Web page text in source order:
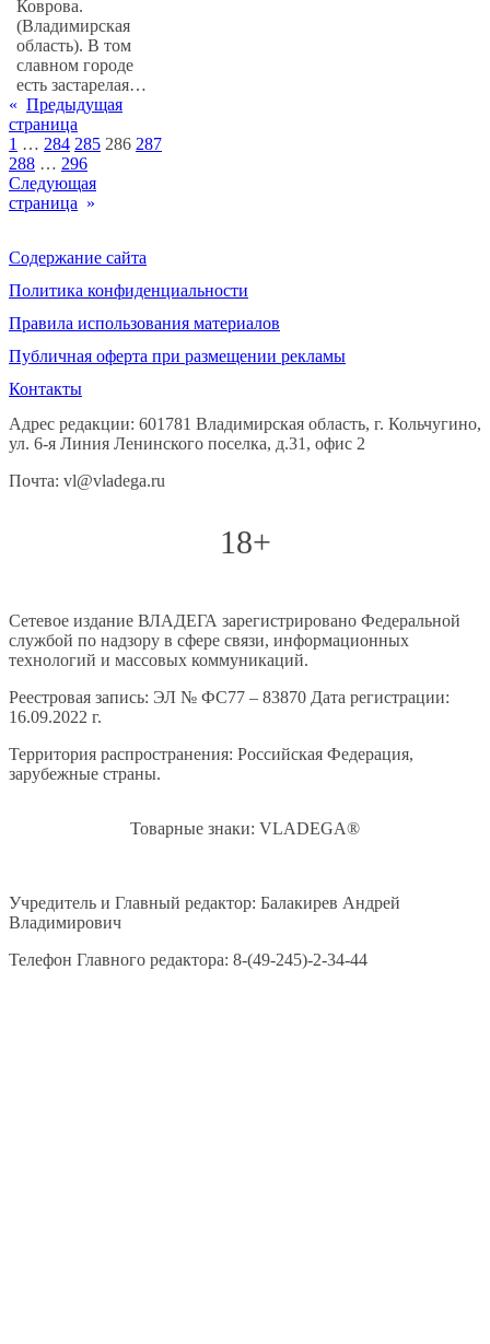
Коврова.
(Владимирская
область). В том
славном городе
есть застарелая…
« Предыдущая
страница
1 … 284 285 286 287
288 … 296
Следующая
страница »
Содержание сайта
Политика конфиденциальности
Правила использования материалов
Публичная оферта при размещении рекламы
Контакты
Адрес редакции: 601781 Владимирская область, г. Кольчугино,
ул. 6-я Линия Ленинского поселка, д.31, офис 2
Почта: vl@vladega.ru
18+
Сетевое издание ВЛАДЕГА зарегистрировано Федеральной
службой по надзору в сфере связи, информационных
технологий и массовых коммуникаций.
Реестровая запись: ЭЛ № ФС77 – 83870 Дата регистрации:
16.09.2022 г.
Территория распространения: Российская Федерация,
зарубежные страны.
Товарные знаки: VLADEGA®
Учредитель и Главный редактор: Балакирев Андрей
Владимирович
Телефон Главного редактора: 8-(49-245)-2-34-44